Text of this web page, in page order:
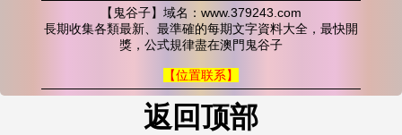
【鬼谷子】域名：www.379243.com
長期收集各類最新、最準確的每期文字資料大全，最快開
獎，公式規律盡在澳門鬼谷子
【位置联系】
返回顶部